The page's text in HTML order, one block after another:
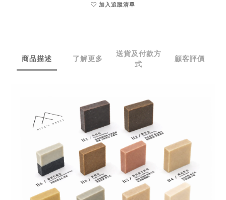
加入追蹤清單
商品描述 了解更多
送貨及付款方
式
顧客評價